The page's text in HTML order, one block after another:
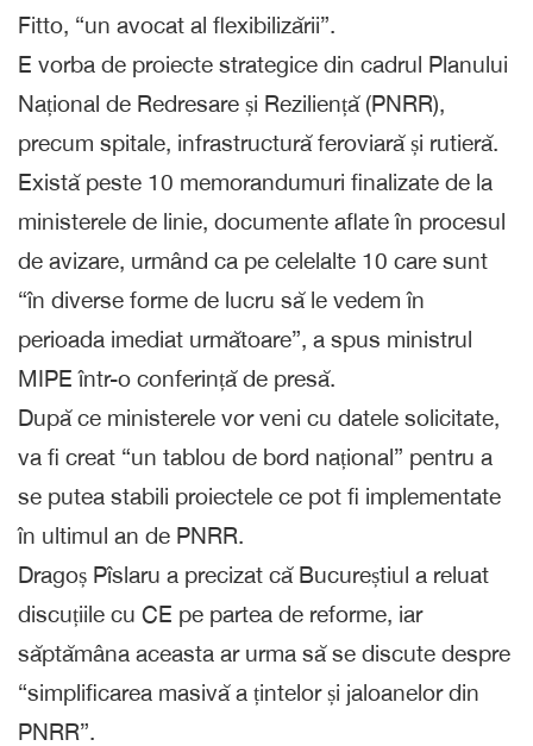
Fitto, “un avocat al flexibilizării”.
E vorba de proiecte strategice din cadrul Planului
Național de Redresare și Reziliență (PNRR),
precum spitale, infrastructură feroviară și rutieră.
Există peste 10 memorandumuri finalizate de la
ministerele de linie, documente aflate în procesul
de avizare, urmând ca pe celelalte 10 care sunt
“în diverse forme de lucru să le vedem în
perioada imediat următoare”, a spus ministrul
MIPE într-o conferință de presă.
După ce ministerele vor veni cu datele solicitate,
va fi creat “un tablou de bord național” pentru a
se putea stabili proiectele ce pot fi implementate
în ultimul an de PNRR.
Dragoș Pîslaru a precizat că Bucureștiul a reluat
discuțiile cu CE pe partea de reforme, iar
săptămâna aceasta ar urma să se discute despre
“simplificarea masivă a țintelor și jaloanelor din
PNRR”.